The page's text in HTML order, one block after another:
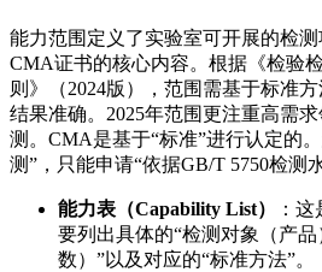
能力范围定义了实验室可开展的检
CMA证书的核心内容。根据《检验
则》（2024版），范围需基于标准
结果准确。2025年范围更注重高需
测。CMA是基于“标准”进行认定的
测”，只能申请“依据GB/T 5750检测
能力表（Capability List）
：
要列出具体的“检测对象（产品
数）”以及对应的“标准方法”。